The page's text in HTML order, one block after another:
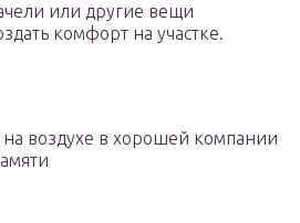
или другие вещи
комфорт на участке.
воздухе в хорошей компании